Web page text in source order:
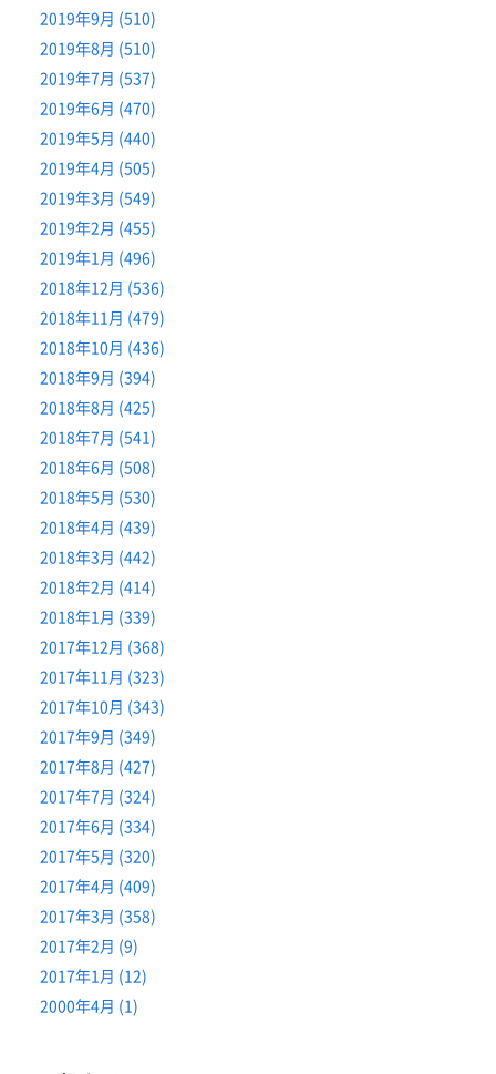
2019年9月 (510)
2019年8月 (510)
2019年7月 (537)
2019年6月 (470)
2019年5月 (440)
2019年4月 (505)
2019年3月 (549)
2019年2月 (455)
2019年1月 (496)
2018年12月 (536)
2018年11月 (479)
2018年10月 (436)
2018年9月 (394)
2018年8月 (425)
2018年7月 (541)
2018年6月 (508)
2018年5月 (530)
2018年4月 (439)
2018年3月 (442)
2018年2月 (414)
2018年1月 (339)
2017年12月 (368)
2017年11月 (323)
2017年10月 (343)
2017年9月 (349)
2017年8月 (427)
2017年7月 (324)
2017年6月 (334)
2017年5月 (320)
2017年4月 (409)
2017年3月 (358)
2017年2月 (9)
2017年1月 (12)
2000年4月 (1)